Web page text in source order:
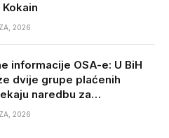
2026
informacije OSA-e: U BiH
dvije grupe plaćenih
naredbu za…
2026